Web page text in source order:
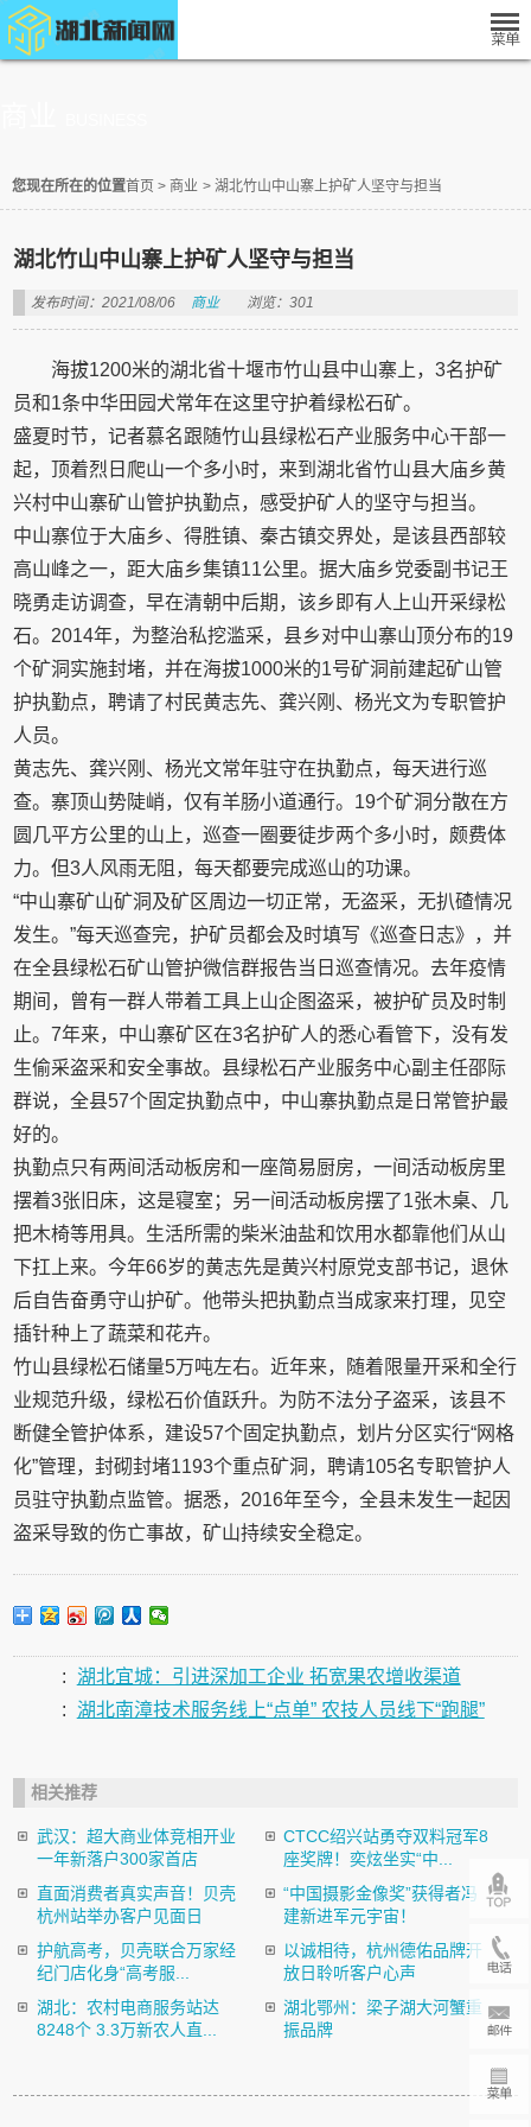
您现在所在的位置首页 > 商业 > 湖北竹山中山寨上护矿人坚守与担当
湖北竹山中山寨上护矿人坚守与担当
发布时间：2021/08/06 商业 浏览：301
海拔1200米的湖北省十堰市竹山县中山寨上，3名护矿
员和1条中华田园犬常年在这里守护着绿松石矿。
盛夏时节，记者慕名跟随竹山县绿松石产业服务中心干部一
起，顶着烈日爬山一个多小时，来到湖北省竹山县大庙乡黄
兴村中山寨矿山管护执勤点，感受护矿人的坚守与担当。
中山寨位于大庙乡、得胜镇、秦古镇交界处，是该县西部较
高山峰之一，距大庙乡集镇11公里。据大庙乡党委副书记王
晓勇走访调查，早在清朝中后期，该乡即有人上山开采绿松
石。2014年，为整治私挖滥采，县乡对中山寨山顶分布的19
个矿洞实施封堵，并在海拔1000米的1号矿洞前建起矿山管
护执勤点，聘请了村民黄志先、龚兴刚、杨光文为专职管护
人员。
黄志先、龚兴刚、杨光文常年驻守在执勤点，每天进行巡
查。寨顶山势陡峭，仅有羊肠小道通行。19个矿洞分散在方
圆几平方公里的山上，巡查一圈要徒步两个多小时，颇费体
力。但3人风雨无阻，每天都要完成巡山的功课。
“中山寨矿山矿洞及矿区周边一切正常，无盗采，无扒碴情况
发生。”每天巡查完，护矿员都会及时填写《巡查日志》，并
在全县绿松石矿山管护微信群报告当日巡查情况。去年疫情
期间，曾有一群人带着工具上山企图盗采，被护矿员及时制
止。7年来，中山寨矿区在3名护矿人的悉心看管下，没有发
生偷采盗采和安全事故。县绿松石产业服务中心副主任邵际
群说，全县57个固定执勤点中，中山寨执勤点是日常管护最
好的。
执勤点只有两间活动板房和一座简易厨房，一间活动板房里
摆着3张旧床，这是寝室；另一间活动板房摆了1张木桌、几
把木椅等用具。生活所需的柴米油盐和饮用水都靠他们从山
下扛上来。今年66岁的黄志先是黄兴村原党支部书记，退休
后自告奋勇守山护矿。他带头把执勤点当成家来打理，见空
插针种上了蔬菜和花卉。
竹山县绿松石储量5万吨左右。近年来，随着限量开采和全行
业规范升级，绿松石价值跃升。为防不法分子盗采，该县不
断健全管护体系，建设57个固定执勤点，划片分区实行“网格
化”管理，封砌封堵1193个重点矿洞，聘请105名专职管护人
员驻守执勤点监管。据悉，2016年至今，全县未发生一起因
盗采导致的伤亡事故，矿山持续安全稳定。
: 湖北宜城：引进深加工企业 拓宽果农增收渠道
: 湖北南漳技术服务线上“点单” 农技人员线下“跑腿”
相关推荐
武汉：超大商业体竞相开业
一年新落户300家首店
CTCC绍兴站勇夺双料冠军8
座奖牌！奕炫坐实“中...
直面消费者真实声音！贝壳
杭州站举办客户见面日
“中国摄影金像奖”获得者冯
建新进军元宇宙！
护航高考，贝壳联合万家经
纪门店化身“高考服...
以诚相待，杭州德佑品牌开
放日聆听客户心声
湖北：农村电商服务站达
8248个 3.3万新农人直...
湖北鄂州：梁子湖大河蟹重
振品牌